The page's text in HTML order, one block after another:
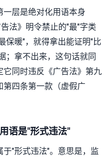
层是绝对化用语本身
法》明令禁止的"最"字类
保暖"，就得拿出能证明"比
；拿不出来，这句话就同
它同时违反《广告法》第九
四条第一款（虚假广
语是"形式违法"
"形式违法"。意思是，监